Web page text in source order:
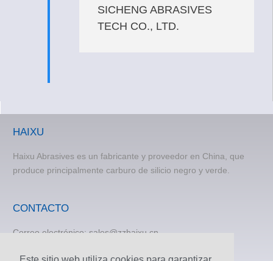
SICHENG ABRASIVES
TECH CO., LTD.
HAIXU
Haixu Abrasives es un fabricante y proveedor en China, que
produce principalmente carburo de silicio negro y verde.
CONTACTO
Correo electrónico: sales@zzhaixu.cn